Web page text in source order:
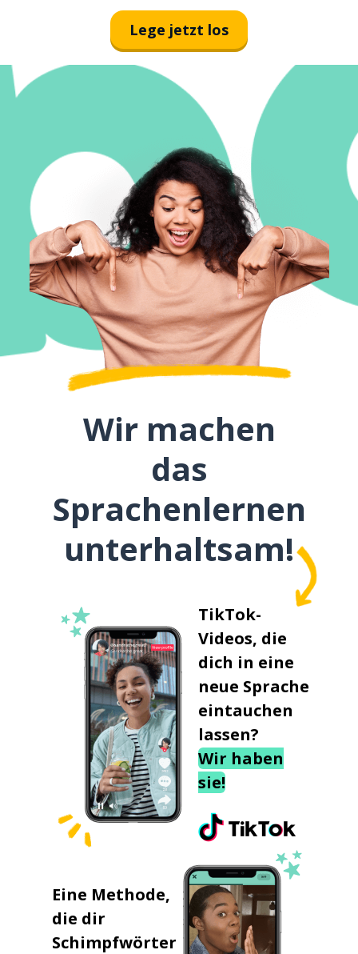
Lege jetzt los
Wir machen
das
Sprachenlernen
unterhaltsam!
TikTok-
Videos, die
dich in eine
neue Sprache
eintauchen
lassen?
Wir haben
sie!
Eine Methode,
die dir
Schimpfwörter